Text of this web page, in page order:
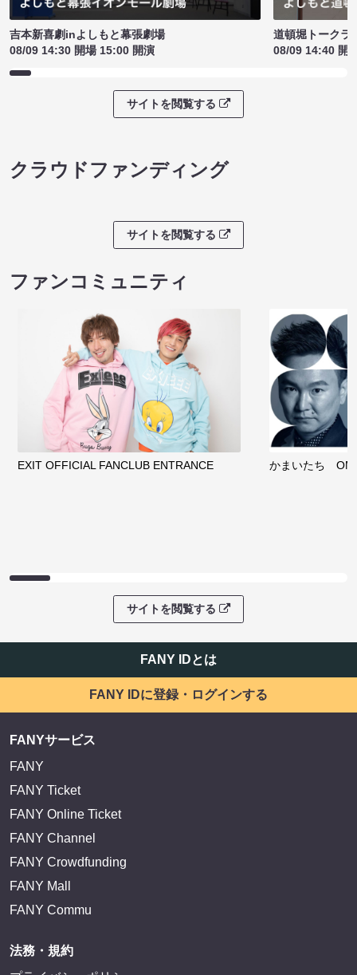
吉本新喜劇inよしもと幕張劇場
08/09 14:30 開場 15:00 開演
道頓堀トークラ
08/09 14:40 開
サイトを閲覧する
クラウドファンディング
サイトを閲覧する
ファンコミュニティ
EXIT OFFICIAL FANCLUB ENTRANCE かまいたち
サイトを閲覧する
FANY IDとは
FANY IDに登録・ログインする
FANYサービス
FANY
FANY Ticket
FANY Online Ticket
FANY Channel
FANY Crowdfunding
FANY Mall
FANY Commu
法務・規約